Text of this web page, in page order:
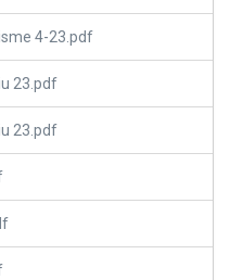
4-23.pdf
23.pdf
23.pdf